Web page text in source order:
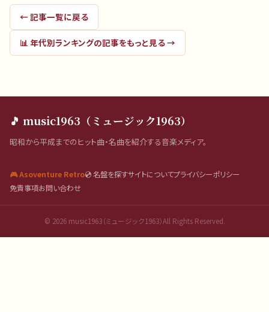
← 記事一覧に戻る
📊 年代別ランキングの記事をもっと見る →
🎵 music1963（ミュージック1963）
昭和から平成までのヒット曲・名曲を紹介する音楽メディア。
🎮 Asoventure Retro💿 名盤を探すサイトについてプライバシーポリシー
免責事項お問い合わせ
© 2026music1963（ミュージック1963）All Rights Reserved.